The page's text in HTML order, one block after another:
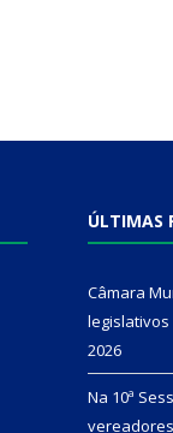
ÚLTIMAS
Câmara
2026
Na 10ª